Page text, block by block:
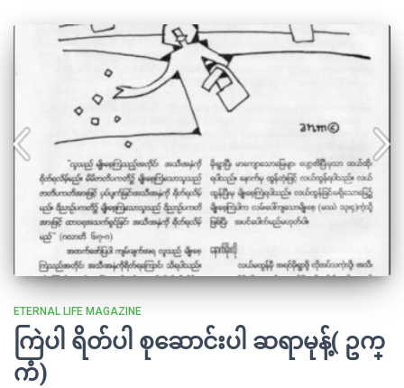
ETERNAL LIFE MAGAZINE
ကြဲပါ ရိတ်ပါ စုဆောင်းပါ ဆရာမုန့်( ဥက္
ကံ)